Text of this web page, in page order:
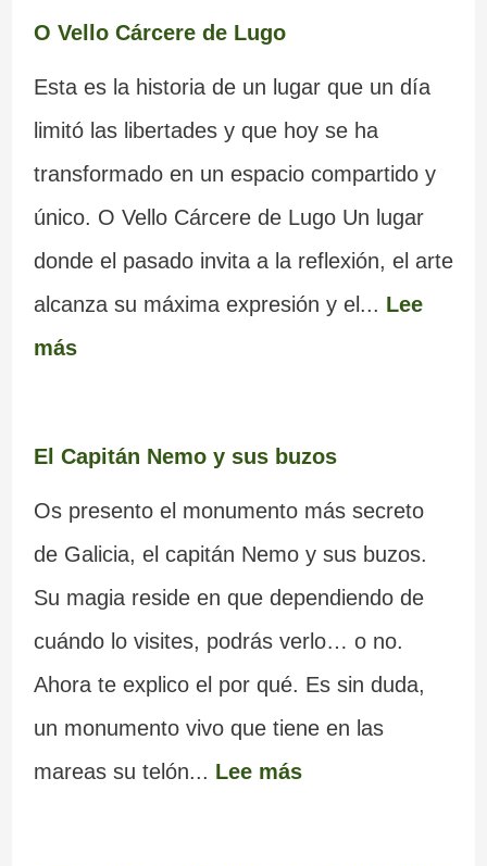
O Vello Cárcere de Lugo
Esta es la historia de un lugar que un día
limitó las libertades y que hoy se ha
transformado en un espacio compartido y
único. O Vello Cárcere de Lugo Un lugar
donde el pasado invita a la reflexión, el arte
alcanza su máxima expresión y el... Lee
más
El Capitán Nemo y sus buzos
Os presento el monumento más secreto
de Galicia, el capitán Nemo y sus buzos.
Su magia reside en que dependiendo de
cuándo lo visites, podrás verlo… o no.
Ahora te explico el por qué. Es sin duda,
un monumento vivo que tiene en las
mareas su telón... Lee más